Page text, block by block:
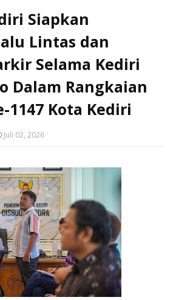
Siapkan
Lintas dan
Selama Kediri
Dalam Rangkaian
1147 Kota Kediri
Juli 02, 2026